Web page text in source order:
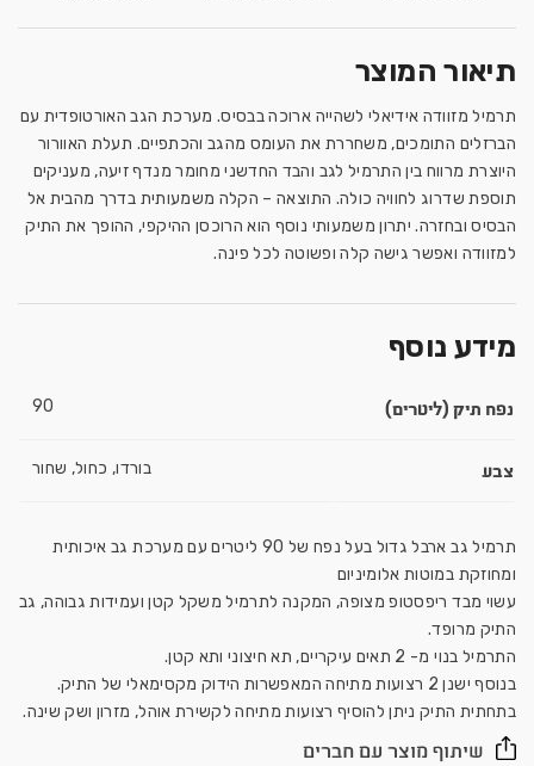
תיאור המוצר
תרמיל מזוודה אידיאלי לשהייה ארוכה בבסיס. מערכת הגב האורטופדית עם
הברזלים התומכים, משחררת את העומס מהגב והכתפיים. תעלת האוורור
היוצרת מרווח בין התרמיל לגב והבד החדשני מחומר מנדף זיעה, מעניקים
תוספת שדרוג לחוויה כולה. התוצאה – הקלה משמעותית בדרך מהבית אל
הבסיס ובחזרה. יתרון משמעותי נוסף הוא הרוכסן ההיקפי, ההופך את התיק
למזוודה ואפשר גישה קלה ופשוטה לכל פינה.
מידע נוסף
נפח תיק (ליטרים) 90
צבע בורדו, כחול, שחור
תרמיל גב ארבל גדול בעל נפח של 90 ליטרים עם מערכת גב איכותית
ומחוזקת במוטות אלומיניום
עשוי מבד ריפסטופ מצופה, המקנה לתרמיל משקל קטן ועמידות גבוהה, גב
התיק מרופד.
התרמיל בנוי מ- 2 תאים עיקריים, תא חיצוני ותא קטן.
בנוסף ישנן 2 רצועות מתיחה המאפשרות הידוק מקסימאלי של התיק.
בתחתית התיק ניתן להוסיף רצועות מתיחה לקשירת אוהל, מזרון ושק שינה.
שיתוף מוצר עם חברים